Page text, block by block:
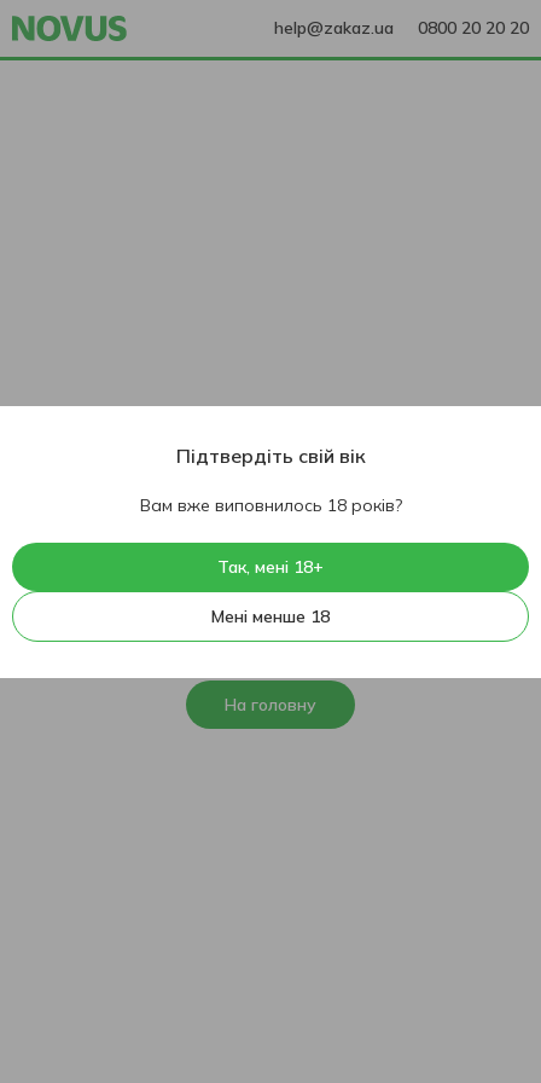
help@zakaz.ua 0800 20 20 20
404
На жаль, ця сторінка не
знайдена
На головну
Підтвердіть свій вік
Вам вже виповнилось 18 років?
Так, мені 18+
Мені менше 18